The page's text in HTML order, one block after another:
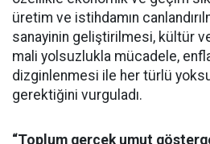
üretim ve istihdamın
sanayinin geliştirilmesi, kültür
mali yolsuzlukla mücadele,
dizginlenmesi ile her türlü
gerektiğini vurguladı.
“Toplum gerçek umut